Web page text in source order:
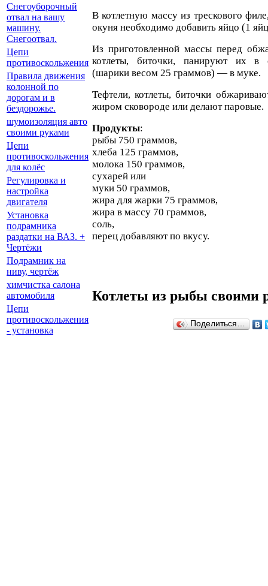
В котлетную массу из трескового
окуня необходимо добавить яйцо (1
Из приготовленной массы перед
котлеты, биточки, панируют их в
(шарики весом 25 граммов) — в муке.
Тефтели, котлеты, биточки
жиром сковороде или делают паровые.
Продукты:
рыбы 750 граммов,
хлеба 125 граммов,
молока 150 граммов,
сухарей или
муки 50 граммов,
жира для жарки 75 граммов,
жира в массу 70 граммов,
соль,
перец добавляют по вкусу.
Котлеты из рыбы своими
Поделиться…
Снегоуборочный
отвал на вашу
машину.
Снегоотвал.
Цепи
противоскольжения
Правила движения
колонной по
дорогам и в
бездорожье.
шумоизоляция авто
своими руками
Цепи
противоскольжения
для колёс
Регулировка и
настройка
двигателя
Установка
подрамника
раздатки на ВАЗ. +
Чертёжи
Подрамник на
ниву, чертёж
химчистка салона
автомобиля
Цепи
противоскольжения
- установка